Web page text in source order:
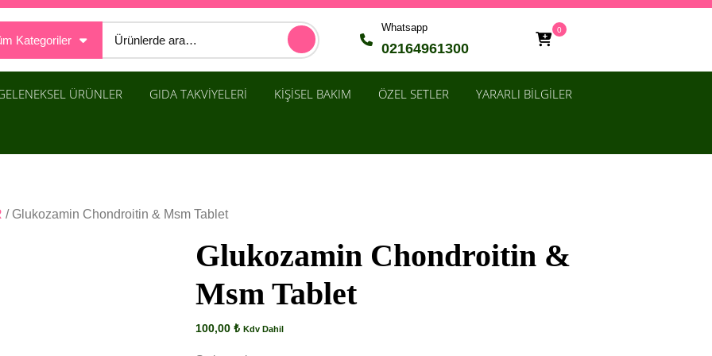
Kategoriler
Ara: Whatsapp
02164961300
0
ÜRÜNLER GIDA TAKVİYELERİ KİŞİSEL BAKIM ÖZEL SETLER YARARLI BİLGİLER
/ Glukozamin Chondroitin & Msm Tablet
Glukozamin Chondroitin &
Msm Tablet
100,00₺ Kdv Dahil